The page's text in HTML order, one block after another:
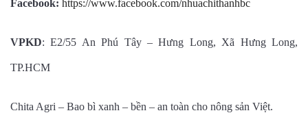
Facebook: https://www.facebook.com/nhuachithanhbc
VPKD: E2/55 An Phú Tây – Hưng Long, Xã Hưng Long,
TP.HCM
Chita Agri – Bao bì xanh – bền – an toàn cho nông sản Việt.